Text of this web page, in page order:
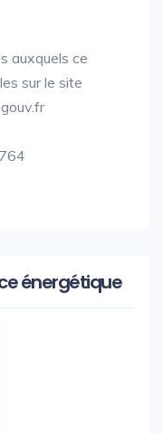
auxquels ce
sur le site
énergétique